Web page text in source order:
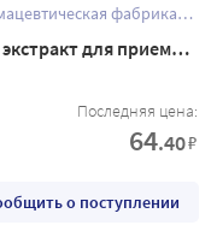
фабрика
экстракт для приема внутрь
Последняя цена:
64.40₽
о поступлении